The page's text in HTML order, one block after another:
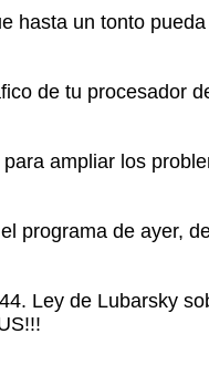
hasta un tonto
de tu procesador
ampliar los
programa de ayer,
Ley de Lubarsky